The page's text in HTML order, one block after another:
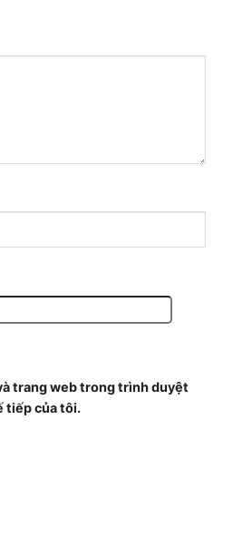
trang web trong trình duyệt
tiếp của tôi.